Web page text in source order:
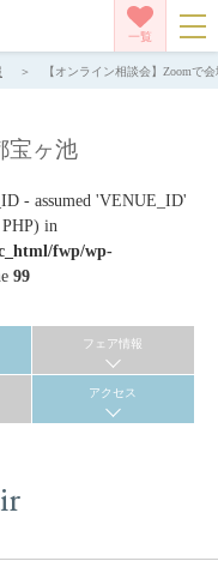
一覧
【オンライン相談会】Zoomで
宝ヶ池
- assumed 'VENUE_ID'
in
fwp/wp-
99
フェア情報
アクセス